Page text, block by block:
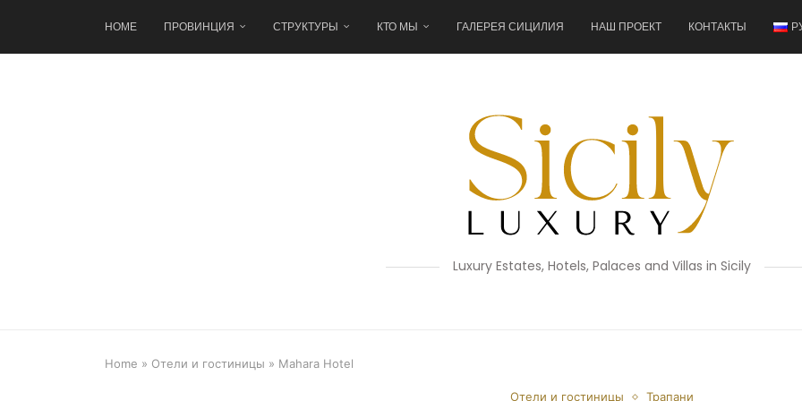
HOME ПРОВИНЦИЯ СТРУКТУРЫ КТО МЫ ГАЛЕРЕЯ СИЦИЛИЯ НАШ ПРОЕКТ КОНТАКТЫ
Luxury Estates, Hotels, Palaces and Villas in Sicily
Home » Отели и гостиницы » Mahara Hotel
Отели и гостиницы Трапани